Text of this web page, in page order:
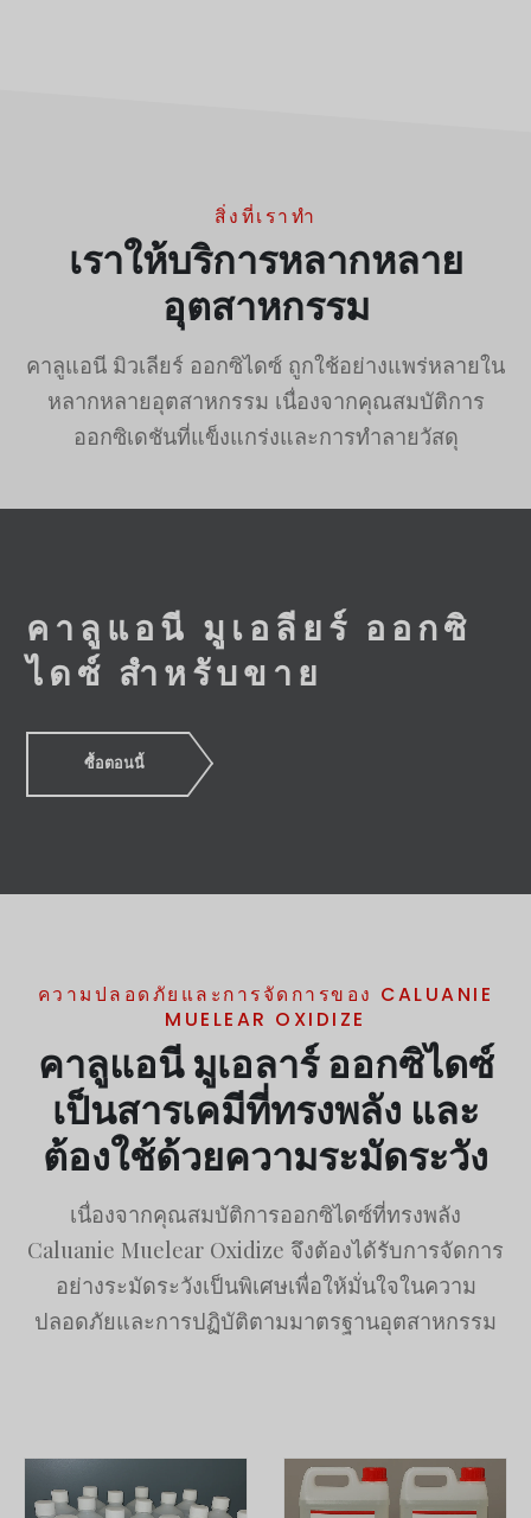
สิ่งที่เราทำ
เราให้บริการหลากหลาย
อุตสาหกรรม
คาลูแอนี มิวเลียร์ ออกซิไดซ์ ถูกใช้อย่างแพร่หลายใน
หลากหลายอุตสาหกรรม เนื่องจากคุณสมบัติการ
ออกซิเดชันที่แข็งแกร่งและการทำลายวัสดุ
คาลูแอนี มูเอลียร์ ออกซิ
ไดซ์ สำหรับขาย
ซื้อตอนนี้
ความปลอดภัยและการจัดการของ CALUANIE
MUELEAR OXIDIZE
คาลูแอนี มูเอลาร์ ออกซิไดซ์
เป็นสารเคมีที่ทรงพลัง และ
ต้องใช้ด้วยความระมัดระวัง
เนื่องจากคุณสมบัติการออกซิไดซ์ที่ทรงพลัง
Caluanie Muelear Oxidize จึงต้องได้รับการจัดการ
อย่างระมัดระวังเป็นพิเศษเพื่อให้มั่นใจในความ
ปลอดภัยและการปฏิบัติตามมาตรฐานอุตสาหกรรม